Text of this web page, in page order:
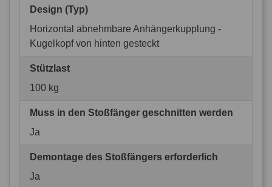
Design (Typ)
Horizontal abnehmbare Anhängerkupplung -
Kugelkopf von hinten gesteckt
Stützlast
100 kg
Muss in den Stoßfänger geschnitten werden
Ja
Demontage des Stoßfängers erforderlich
Ja